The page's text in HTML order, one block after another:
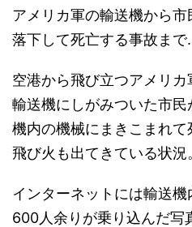
アメリカ軍の輸送機から市
落下して死亡する事故まで
空港から飛び立つアメリカ
輸送機にしがみついた市民
機内の機械にまきこまれて
飛び火も出てきている状況
インターネットには輸送機
600人余りが乗り込んだ写